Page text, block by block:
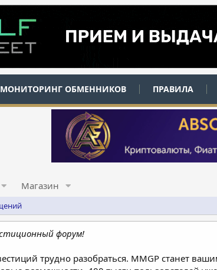
МОНИТОРИНГ ОБМЕННИКОВ ПРАВИЛА
Магазин
форум!
трудно разобраться. MMGP станет